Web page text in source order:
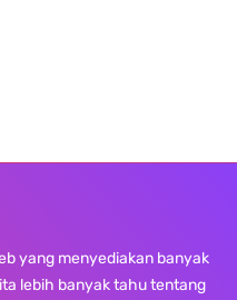
yang menyediakan banyak
lebih banyak tahu tentang